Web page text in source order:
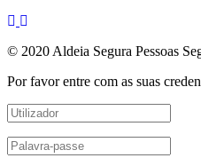
© 2020 Aldeia Segura Pessoas
Por favor entre com as suas